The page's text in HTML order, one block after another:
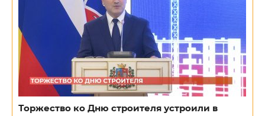
Торжество ко Дню строителя устроили в